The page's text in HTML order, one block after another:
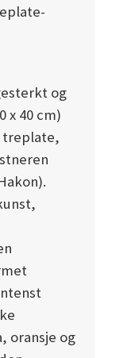
og
x 40 cm)
treplate,
oransje og